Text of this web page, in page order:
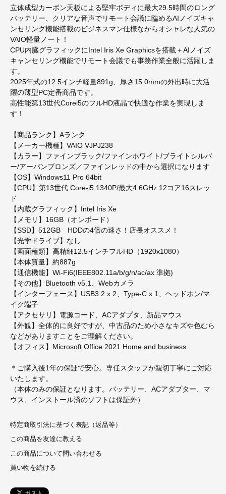
立体成型カーボン天板による堅牢ボディに最大29.5時間のロング
バッテリー、クリアな音声でリモート会議に臨めるAIノイズキャ
ンセリング機能搭載のビジネスマン仕様ながらオシャレな人気の
VAIO軽量ノート！
CPU内臓グラフィックにIntel Iris Xe Graphicsを搭載＋AIノイズ
キャンセリング機能でリモート会議でも事務作業全般に活躍しま
す。
2025年式の12.5インチ軽量891g、厚さ15.0mmの外出時に大活
躍の薄型PC定番商品です。
高性能第13世代Corei5のフルHD液晶で快適な作業を実現しま
す！
【商品ランク】Aランク
【メーカー機種】VAIO VJPJ238
【カラー】ファインブラック/ファインホワイト/ブライトシルバ
ー/アーバンブロンズ／ファインレッドの中から選択になります
【OS】Windows11 Pro 64bit
【CPU】第13世代 Core-i5 1340P/最大4.6GHz 12コア16スレッ
ド
【内蔵グラフィック】Intel Iris Xe
【メモリ】16GB（オンボード）
【SSD】512GB HDDの4倍の速さ！店長オススメ！
【光学ドライブ】なし
【画面種類】高精細12.5インチフルHD（1920x1080）
【本体質量】約887g
【通信機能】Wi-Fi6(IEEE802.11a/b/g/n/ac/ax 準拠)
【その他】Bluetooth v5.1、Webカメラ
【インターフェース】USB3.2 x 2、Type-C x 1、ヘッドホン/マ
イク端子
【アクセサリ】電源コード、ACアダプタ、新品マウス
【外観】全体的に良好ですが、中古品のため小さなキズや色むら
などがありますことをご理解ください。
【オフィス】Microsoft Office 2021 Home and business
＊ご購入後1年の保証で安心。専任スタッフが親切丁寧にご対応
いたします。
（本体のみの保証となります。バッテリー、ACアダプター、マ
ウス、インストール済のソフトは保証外）
特定商取引法に基づく表記（返品等）
この商品を友達に教える
この商品について問い合わせる
買い物を続ける